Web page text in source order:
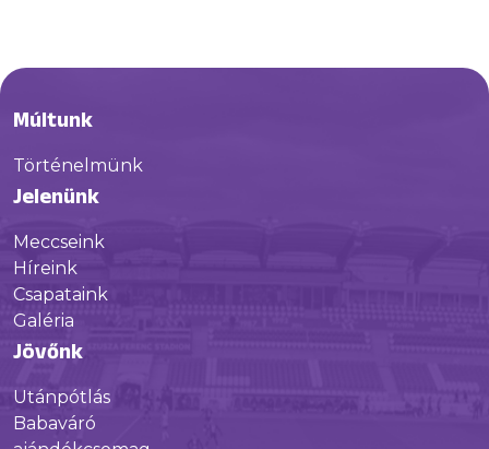
Múltunk
Történelmünk
Jelenünk
Meccseink
Híreink
Csapataink
Galéria
Jövőnk
Utánpótlás
Babaváró